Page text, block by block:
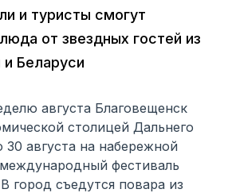
и туристы смогут
от звездных гостей из
Беларуси
августа Благовещенск
столицей Дальнего
30 августа на набережной
фестиваль
город съедутся повара из